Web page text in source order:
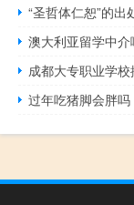
“圣哲体仁恕”的出
澳大利亚留学中
成都大专职业学
过年吃猪脚会胖吗